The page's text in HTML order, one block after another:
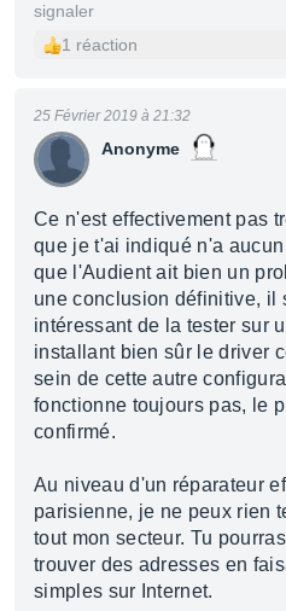
signaler
1 réaction
Anonyme
25 Février 2019 à 21:32
Ce n'est effectivement pas
que je t'ai indiqué n'a
que l'Audient ait bien un
une conclusion définitive, il
intéressant de la tester sur
installant bien sûr le driver
sein de cette autre
fonctionne toujours pas, le
confirmé.
Au niveau d'un réparateur
parisienne, je ne peux rien
tout mon secteur. Tu
trouver des adresses en
simples sur Internet.